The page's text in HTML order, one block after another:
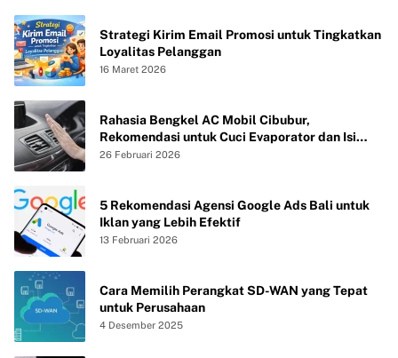
Strategi Kirim Email Promosi untuk Tingkatkan
Loyalitas Pelanggan
16 Maret 2026
Rahasia Bengkel AC Mobil Cibubur,
Rekomendasi untuk Cuci Evaporator dan Isi
Freon agar AC Mobil Dingin Maksimal Tanpa
26 Februari 2026
5 Rekomendasi Agensi Google Ads Bali untuk
Iklan yang Lebih Efektif
13 Februari 2026
Cara Memilih Perangkat SD-WAN yang Tepat
untuk Perusahaan
4 Desember 2025